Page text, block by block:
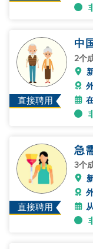
直接聘用
中
2个
直接聘用
急
3个